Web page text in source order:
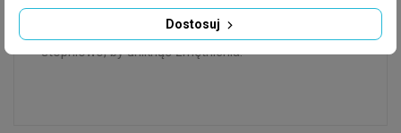
Następnie delikatnie przesiej lub spłucz, aby usunąć
pyłki (jeśli występują). Wprowadzaj zwierzęta i rośliny
stopniowo, by uniknąć zmętnienia.
Dostosuj